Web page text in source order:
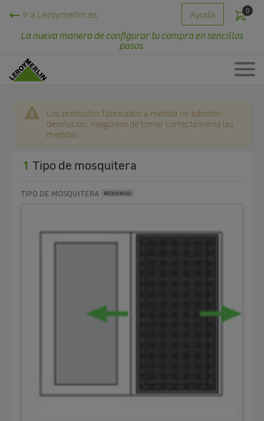
Ir a Leroymerlin.es Ayuda 0
La nueva manera de configurar tu compra en sencillos
pasos.
Los productos fabricados a medida no admiten
devolución. Asegúrese de tomar correctamente las
medidas.
1 Tipo de mosquitera
TIPO DE MOSQUITERA REQUERIDO